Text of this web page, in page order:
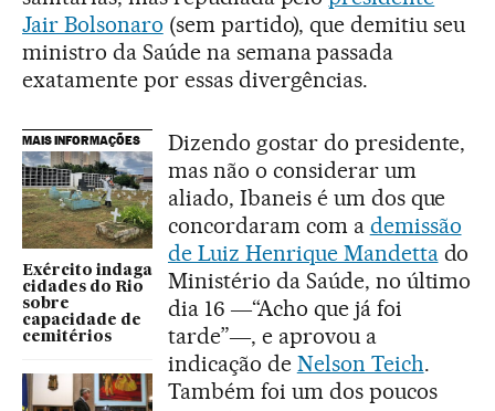
Jair Bolsonaro (sem partido), que demitiu seu
ministro da Saúde na semana passada
exatamente por essas divergências.
MAIS INFORMAÇÕES
Exército indaga
cidades do Rio
sobre
capacidade de
cemitérios
Dizendo gostar do presidente,
mas não o considerar um
aliado, Ibaneis é um dos que
concordaram com a demissão
de Luiz Henrique Mandettado
Ministério da Saúde, no último
dia 16 ―“Acho que já foi
tarde”―, e aprovou a
indicação de Nelson Teich.
Também foi um dos poucos